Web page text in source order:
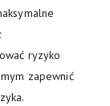
ryzyko
zapewnić